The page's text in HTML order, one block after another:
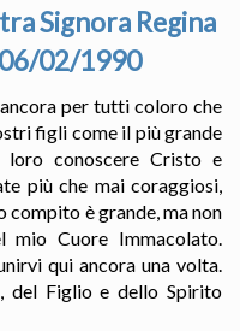
Signora Regina
06/02/1990
per tutti coloro che
figli come il più grande
conoscere Cristo e
più che mai coraggiosi,
compito è grande, ma non
mio Cuore Immacolato.
qui ancora una volta.
del Figlio e dello Spirito